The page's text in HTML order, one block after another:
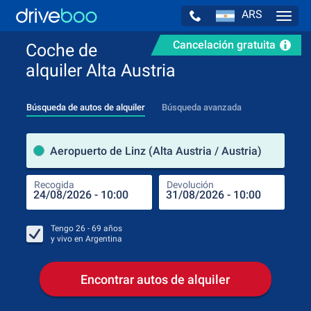
ARS
Cancelación gratuita
Coche de
alquiler Alta Austria
Búsqueda de autos de alquiler Búsqueda avanzada
Aeropuerto de Linz (Alta Austria / Austria)
Recogida Devolución
Tengo 26 - 69 años
y vivo en Argentina
Encontrar autos de alquiler